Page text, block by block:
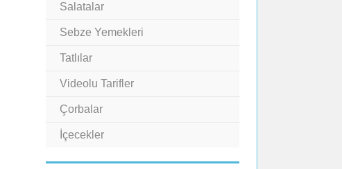
Salatalar
Sebze Yemekleri
Tatlılar
Videolu Tarifler
Çorbalar
İçecekler